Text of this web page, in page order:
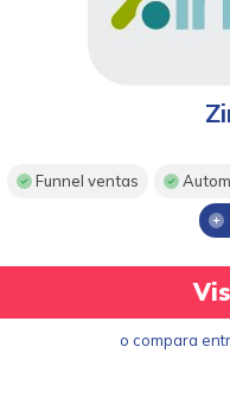
Funnel ventas
o compara